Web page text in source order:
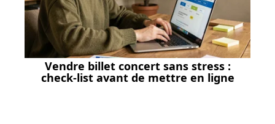
Vendre billet concert sans stress :
check-list avant de mettre en ligne